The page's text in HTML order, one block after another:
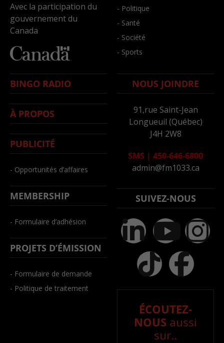
Avec la participation du
gouvernement du
Canada
- Politique
- Santé
- Société
- Sports
BINGO RADIO
À PROPOS
PUBLICITÉ
- Opportunités d’affaires
MEMBERSHIP
- Formulaire d’adhésion
PROJETS D’ÉMISSION
- Formulaire de demande
- Politique de traitement
NOUS JOINDRE
91,rue Saint-Jean
Longueuil (Québec)
J4H 2W8
SMS | 450-646-6800
admin@fm1033.ca
SUIVEZ-NOUS
ÉCOUTEZ-
NOUS aussi
sur..